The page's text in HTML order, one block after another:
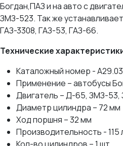
Богдан,ПАЗ и на авто с
ЗМЗ-523. Так же
ГАЗ-3308, ГАЗ-53, ГАЗ-66.
Технические
Каталожный номер -
Применение – автобусы
Двигатель – Д-65, ЗМЗ-53,
Диаметр цилиндра – 72 мм
Ход поршня – 32 мм
Производительность - 115